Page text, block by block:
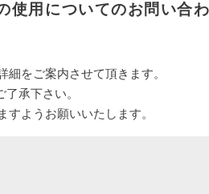
使用についてのお問い合
をご案内させて頂きます。
承下さい。
ようお願いいたします。